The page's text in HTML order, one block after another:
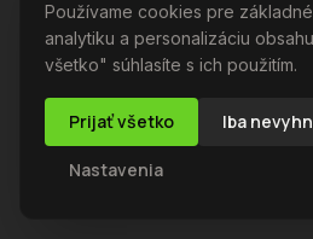
Používame cookies pre
analytiku a personalizáciu
všetko" súhlasíte s ich použitím.
Prijať všetko Iba
Nastavenia